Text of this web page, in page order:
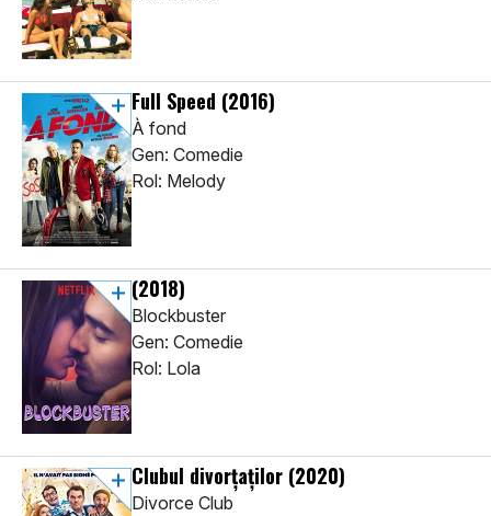
Full Speed (2016)
À fond
Gen: Comedie
Rol: Melody
(2018)
Blockbuster
Gen: Comedie
Rol: Lola
Clubul divorţaţilor (2020)
Divorce Club